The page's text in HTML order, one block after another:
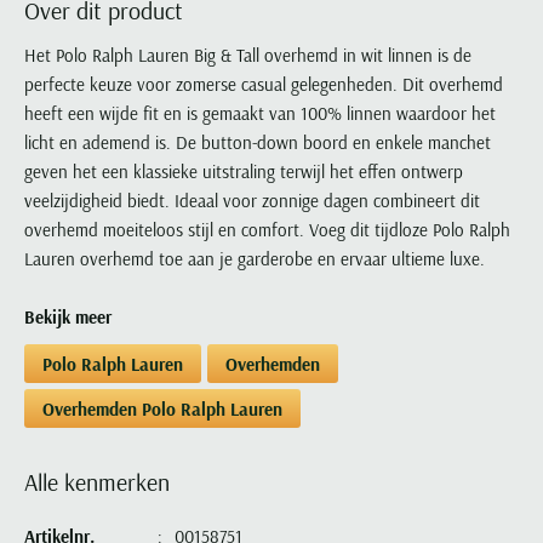
Portofino
Profuomo
R2
Seidensticker
State of Art
Tommy Hilfiger
Vanguard
Populaire kleuren
Wit overhemd heren
Zwart overhemd heren
Groen overhemd heren
PME Legend
Polo Ralph Lauren
Portofino
Profuomo
State of Art
Superdry
Tommy Hilfiger
Grote maten
Grote maten poloshirts
Grote maten herenmode
Populaire kleuren
Witte polo heren
Polo Ralph Lauren
PME Legend
Portofino
Profuomo
State of Art
Superdry
Thomas Maine
Vanguard
William Lockie
Populaire materialen
Merino wol trui
Pierre Cardin
PME Legend
Polo Ralph Lauren
Portofino
Replay
Tommy Hilfiger
Tramarossa
Deals
2e broek voor de helft
Meyer Chicago
Meyer Diego
PME Legend
Polo Ralph Lauren
Portofino
Reset
State of Art
Superdry
Tenson
UBR
Vanguard
Wellington of Billmore
Grote maten jassen
Grote maten winterjassen
Tussenjassen
Bodywarmers
New Zealand
Olymp
Paul & Shark
Polo Ralph Lauren
PME Legend
Profuomo
R2
Superdry
Tenson
Tommy Hilfiger
Vanguard
Lacoste
Ledub
Lyle & Scott
Mac
Maerz
Magnanni
Mason's
Meyer
New Zealand
North 84
Over dit product
Het Polo Ralph Lauren Big & Tall overhemd in wit linnen is de
perfecte keuze voor zomerse casual gelegenheden. Dit overhemd
heeft een wijde fit en is gemaakt van 100% linnen waardoor het
licht en ademend is. De button-down boord en enkele manchet
geven het een klassieke uitstraling terwijl het effen ontwerp
veelzijdigheid biedt. Ideaal voor zonnige dagen combineert dit
overhemd moeiteloos stijl en comfort. Voeg dit tijdloze Polo Ralph
Lauren overhemd toe aan je garderobe en ervaar ultieme luxe.
Bekijk meer
Polo Ralph Lauren
Overhemden
Overhemden Polo Ralph Lauren
Alle kenmerken
Artikelnr. 00158751